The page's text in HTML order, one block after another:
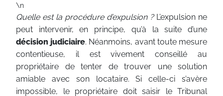
\n
Quelle est la procédure d’expulsion ? L’expulsion ne
peut intervenir, en principe, qu’à la suite d’une
décision judiciaire. Néanmoins, avant toute mesure
contentieuse, il est vivement conseillé au
propriétaire de tenter de trouver une solution
amiable avec son locataire. Si celle-ci s’avère
impossible, le propriétaire doit saisir le Tribunal